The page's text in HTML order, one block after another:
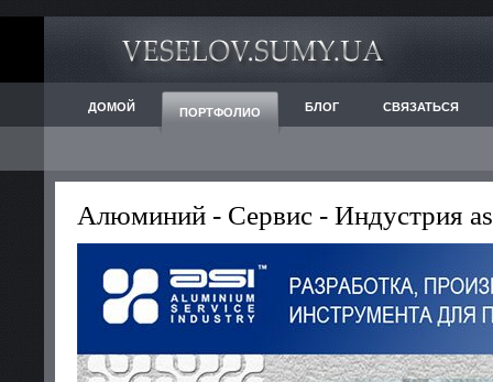
ДОМОЙ ПОРТФОЛИО БЛОГ СВЯЗАТЬСЯ
Алюминий - Сервис - Индустрия